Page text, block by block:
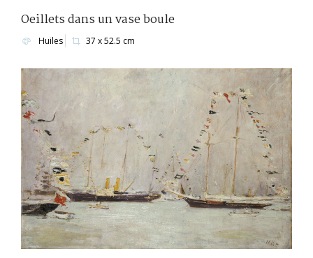
Oeillets dans un vase boule
Huiles 37 x 52.5 cm